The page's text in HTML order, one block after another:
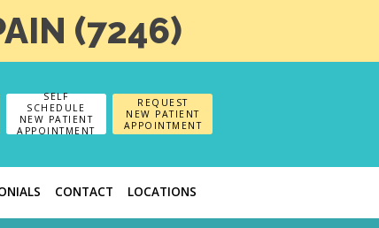
(7246)
SELF
SCHEDULE
NEW PATIENT
APPOINTMENT
REQUEST
NEW PATIENT
APPOINTMENT
CONTACT LOCATIONS